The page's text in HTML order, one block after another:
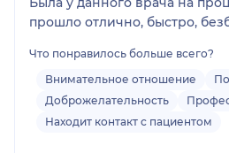
прошло отлично, быстро,
Что понравилось больше всего?
Внимательное отношение
Доброжелательность
Находит контакт с пациентом